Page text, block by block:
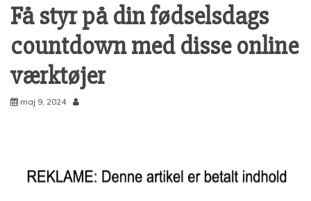
Få styr på din fødselsdags
countdown med disse online
værktøjer
maj 9, 2024